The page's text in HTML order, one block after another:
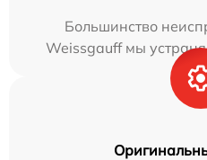
Большинство
Weissgauff мы